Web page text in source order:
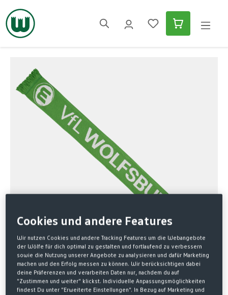
springen
Cookies und andere Features
Wir nutzen Cookies und andere Tracking Features um die Webangebote
der Wölfe für dich optimal zu gestalten und fortlaufend zu verbessern
sowie die Nutzung unserer Angebote zu analysieren und dafür Marketing
machen und den Erfolg messen zu können. Wir berücksichtigen dabei
deine Präferenzen und verarbeiten Daten nur, nachdem du auf
"Zustimmen und weiter" klickst. Individuelle Anpassungsmöglichkeiten
findest Du unter "Erweiterte Einstellungen". In Bezug auf Marketing und